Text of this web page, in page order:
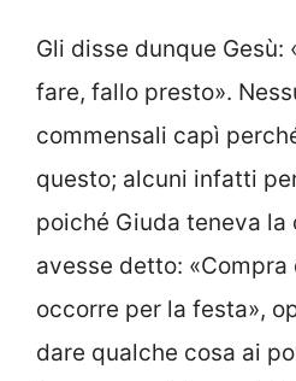
Gli disse dunque Gesù:
fare, fallo presto».
commensali capì
questo; alcuni infatti
poiché Giuda teneva la
avesse detto: «Compra
occorre per la festa»,
dare qualche cosa ai